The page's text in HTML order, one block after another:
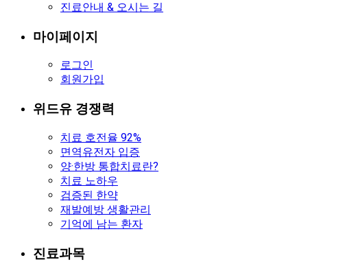
진료안내 & 오시는 길
마이페이지
로그인
회원가입
위드유 경쟁력
치료 호전율 92%
면역유전자 입증
양·한방 통합치료란?
치료 노하우
검증된 한약
재발예방 생활관리
기억에 남는 환자
진료과목